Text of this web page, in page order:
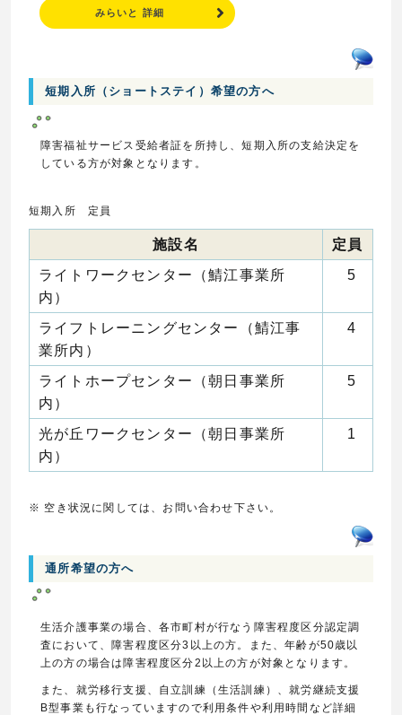
みらいと 詳細
短期入所（ショートステイ）希望の方へ
障害福祉サービス受給者証を所持し、短期入所の支給決定を
している方が対象となります。
短期入所 定員
施設名
定員
ライトワークセンター（鯖江事業所
内）
5
ライフトレーニングセンター（鯖江事
業所内）
4
ライトホープセンター（朝日事業所
内）
5
光が丘ワークセンター（朝日事業所
内）
1
※ 空き状況に関しては、お問い合わせ下さい。
通所希望の方へ
生活介護事業の場合、各市町村が行なう障害程度区分認定調
査において、障害程度区分3以上の方。また、年齢が50歳以
上の方の場合は障害程度区分2以上の方が対象となります。
また、就労移行支援、自立訓練（生活訓練）、就労継続支援
B型事業も行なっていますので利用条件や利用時間など詳細